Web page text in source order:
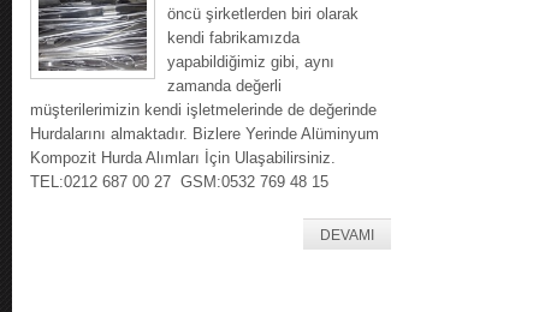
öncü şirketlerden biri olarak
kendi fabrikamızda
yapabildiğimiz gibi, aynı
zamanda değerli
müşterilerimizin kendi işletmelerinde de değerinde
Hurdalarını almaktadır. Bizlere Yerinde Alüminyum
Kompozit Hurda Alımları İçin Ulaşabilirsiniz.
TEL:0212 687 00 27 GSM:0532 769 48 15
DEVAMI